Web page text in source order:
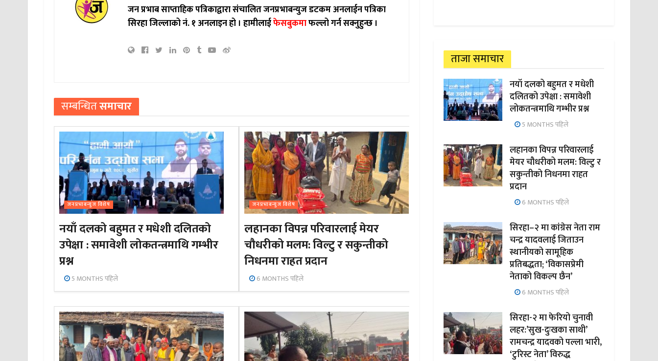
जन प्रभाब साप्ताहिक पत्रिकाद्वारा संचालित जनप्रभाबन्युज डटकम अनलाईन पत्रिका
सिरहा जिल्लाको नं. १ अनलाइन हो ।हामीलाईफेसबुकमाफल्लो गर्न सक्नुहुन्छ ।
सम्बन्धितसमाचार
जनप्रभाबन्युज विशेष
नयाँ दलको बहुमत र मधेशी दलितको
उपेक्षा : समावेशी लोकतन्त्रमाथि गम्भीर
प्रश्न
5 MONTHS पहिले
जनप्रभाबन्युज विशेष
लहानका विपन्न परिवारलाई मेयर
चौधरीको मलम: विल्टु र सकुन्तीको
निधनमा राहत प्रदान
6 MONTHS पहिले
ताजा समाचार
नयाँ दलको बहुमत र मधेशी
दलितको उपेक्षा : समावेशी
लोकतन्त्रमाथि गम्भीर प्रश्न
5 MONTHS पहिले
लहानका विपन्न परिवारलाई
मेयर चौधरीको मलम: विल्टु र
सकुन्तीको निधनमा राहत
प्रदान
6 MONTHS पहिले
सिरहा–२ मा कांग्रेस नेता राम
चन्द्र यादवलाई जिताउन
स्थानीयको सामूहिक
प्रतिबद्धता; ‘विकासप्रेमी
नेताको विकल्प छैन’
6 MONTHS पहिले
सिरहा-२ मा फेरियो चुनावी
लहर:’सुख-दुःखका साथी’
रामचन्द्र यादवको पल्ला भारी,
‘टुरिस्ट नेता’ विरुद्ध